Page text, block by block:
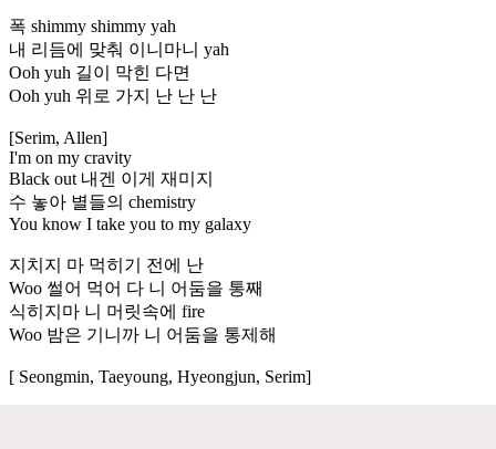
폭 shimmy shimmy yah
내 리듬에 맞춰 이니마니 yah
Ooh yuh 길이 막힌 다면
Ooh yuh 위로 가지 난 난 난
[Serim, Allen]
I'm on my cravity
Black out 내겐 이게 재미지
수 놓아 별들의 chemistry
You know I take you to my galaxy
지치지 마 먹히기 전에 난
Woo 썰어 먹어 다 니 어둠을 통째
식히지마 니 머릿속에 fire
Woo 밤은 기니까 니 어둠을 통제해
[ Seongmin, Taeyoung, Hyeongjun, Serim]